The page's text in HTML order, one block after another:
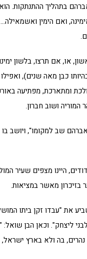
בתהליך ההתנתקות. הוא
ואם הימין
או, אם תרצו, בלשון
כבן מאה שנים),
ומתארכת, מפתיעה
ושוב חברון.
שב למקומו", ויושב
היינו מצפים שעיר
מאשר במציאות.
את "עבדו זקן ביתו
ליצחק". וכאן הבן
נהרים, בה ולא בארץ